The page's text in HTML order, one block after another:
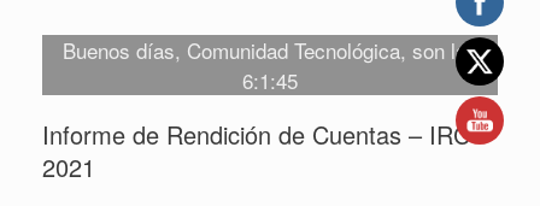
Buenos días, Comunidad Tecnológica, son las
6:1:45
Informe de Rendición de Cuentas – IRC
2021